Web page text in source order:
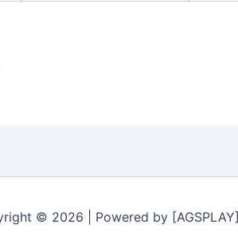
© 2026 | Powered by [AGSPLAY]